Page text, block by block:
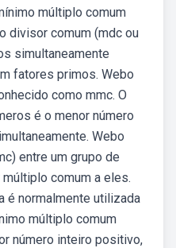
múltiplo comum
divisor comum (mdc ou
simultaneamente
fatores primos. Webo
como mmc. O
é o menor número
Webo
entre um grupo de
comum a eles.
é normalmente utilizada
múltiplo comum
número inteiro positivo,